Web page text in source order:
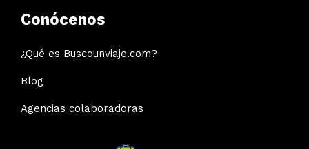
Conócenos
¿Qué es Buscounviaje.com?
Blog
Agencias colaboradoras